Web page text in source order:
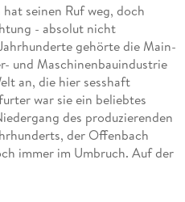
seinen Ruf weg, doch
- absolut nicht
gehörte die Main-
und Maschinenbauindustrie
an, die hier sesshaft
war sie ein beliebtes
des produzierenden
der Offenbach
immer im Umbruch. Auf der